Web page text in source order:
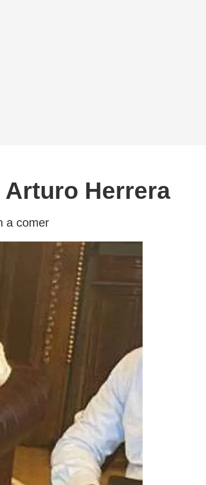
Herrera
a comer